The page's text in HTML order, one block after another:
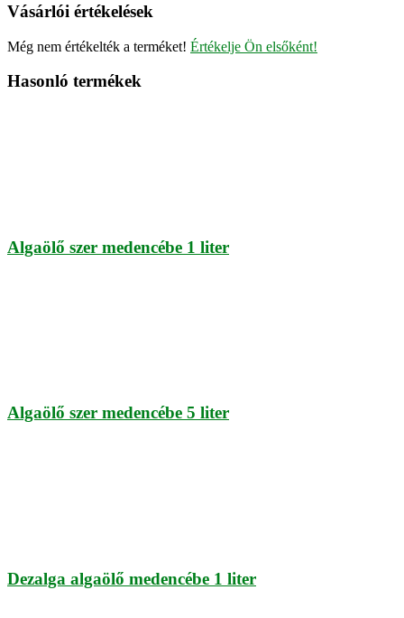
Vásárlói értékelések
Még nem értékelték a terméket! Értékelje Ön elsőként!
Hasonló termékek
Algaölő szer medencébe 1 liter
Algaölő szer medencébe 5 liter
Dezalga algaölő medencébe 1 liter